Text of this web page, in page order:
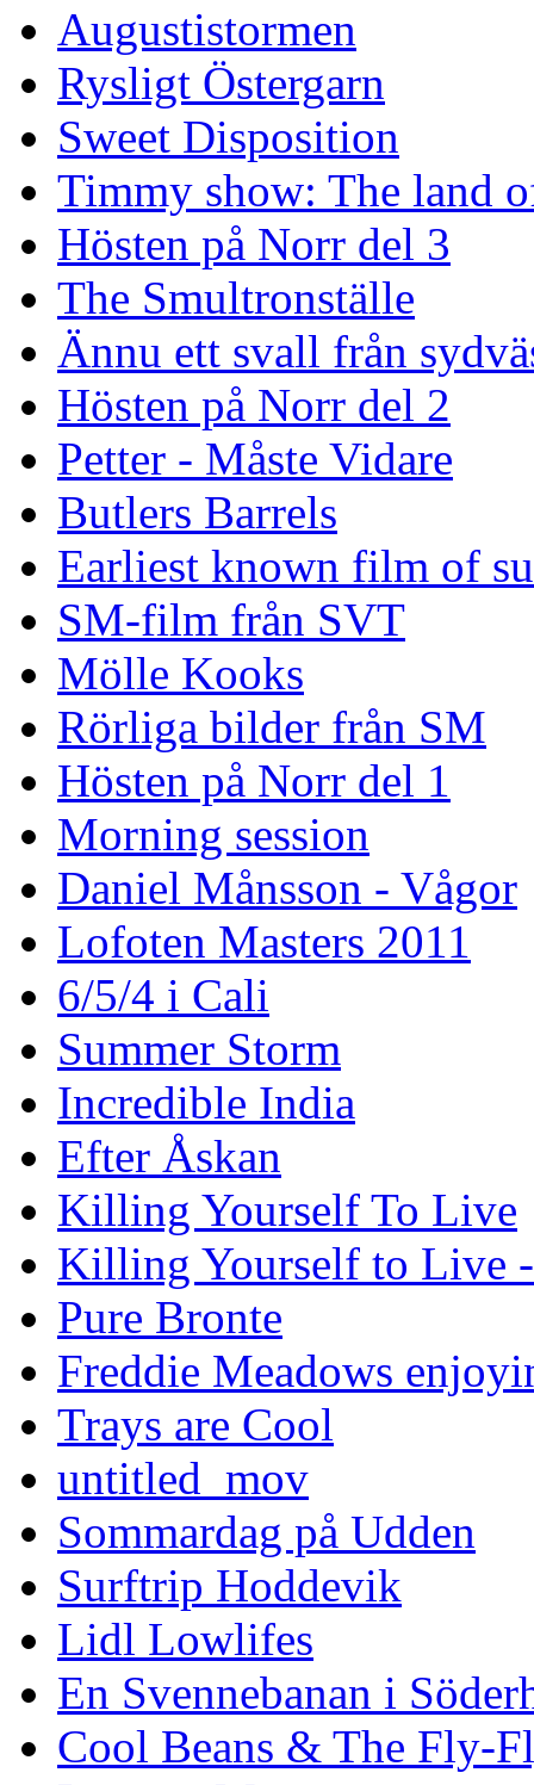
Augustistormen
Rysligt Östergarn
Sweet Disposition
Timmy show: The land
Hösten på Norr del 3
The Smultronställe
Ännu ett svall från
Hösten på Norr del 2
Petter - Måste Vidare
Butlers Barrels
Earliest known film of
SM-film från SVT
Mölle Kooks
Rörliga bilder från SM
Hösten på Norr del 1
Morning session
Daniel Månsson - Vågor
Lofoten Masters 2011
6/5/4 i Cali
Summer Storm
Incredible India
Efter Åskan
Killing Yourself To Live
Killing Yourself to Live -
Pure Bronte
Freddie Meadows
Trays are Cool
untitled_mov
Sommardag på Udden
Surftrip Hoddevik
Lidl Lowlifes
En Svennebanan i
Cool Beans & The Fly-